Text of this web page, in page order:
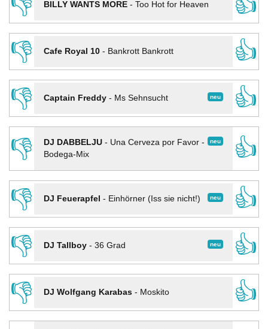
BILLY WANTS MORE- Too Hot for Heaven
👎
Cafe Royal 10- Bankrott Bankrott
👍
👎
neu
Captain Freddy- Ms Sehnsucht
👍
👎
neu
DJ DABBELJU- Una Cerveza por Favor -
Bodega-Mix
👍
👎
neu
DJ Feuerapfel - Einhörner (Iss sie nicht!)
👍
👎
neu
DJ Tallboy- 36 Grad
👍
👎
DJ Wolfgang Karabas- Moskito
👍